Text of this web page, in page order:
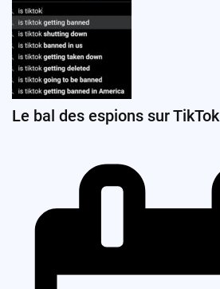
Le bal des espions sur TikTok